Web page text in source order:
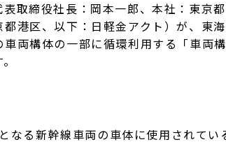
取締役社長：岡本一郎、本社：東京
港区、以下：日軽金アクト）が、東
両構体の一部に循環利用する「車両
る新幹線車両の車体に使用されて